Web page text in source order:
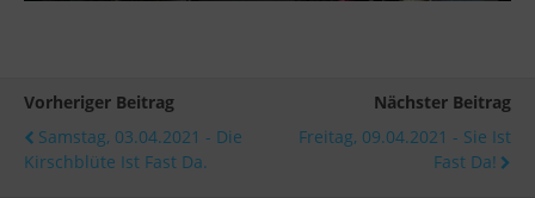
Vorheriger Beitrag
Samstag, 03.04.2021 - Die
Kirschblüte Ist Fast Da.
Nächster Beitrag
Freitag, 09.04.2021 - Sie Ist
Fast Da!